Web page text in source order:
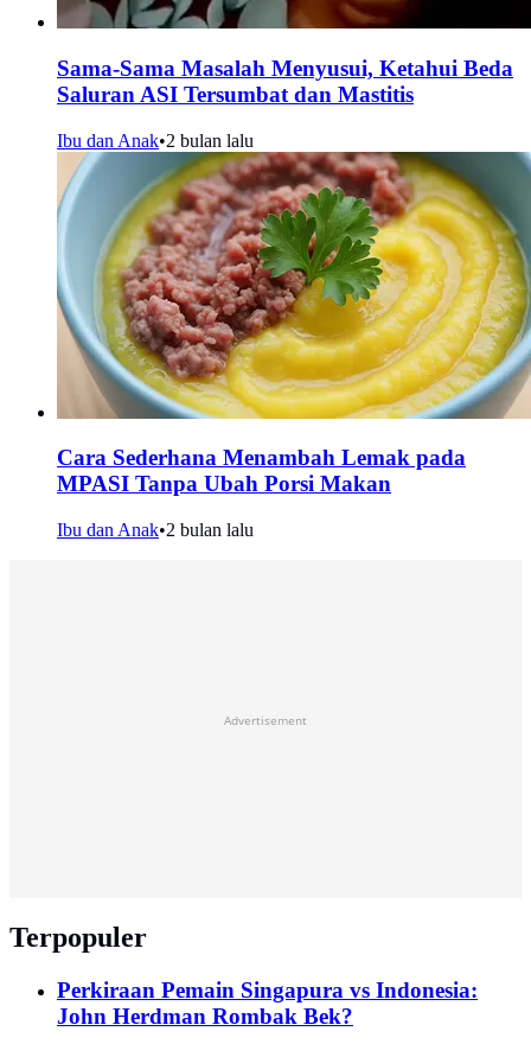
Sama-Sama Masalah Menyusui, Ketahui Beda
Saluran ASI Tersumbat dan Mastitis
Ibu dan Anak•2 bulan lalu
Cara Sederhana Menambah Lemak pada
MPASI Tanpa Ubah Porsi Makan
Ibu dan Anak•2 bulan lalu
Advertisement
Terpopuler
Perkiraan Pemain Singapura vs Indonesia:
John Herdman Rombak Bek?